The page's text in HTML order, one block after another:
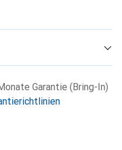
Garantie (Bring-In)